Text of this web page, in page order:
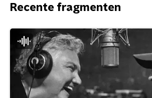
Recente fragmenten